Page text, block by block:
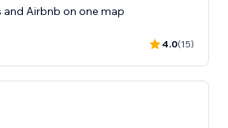
and Airbnb on one map
4.0(15)